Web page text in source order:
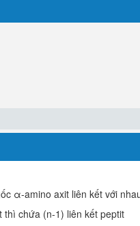
α-amino axit liên kết với
chứa (n-1) liên kết peptit